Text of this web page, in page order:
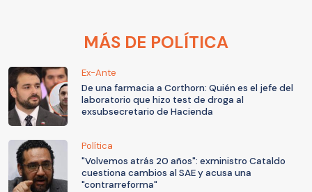
MÁS DE POLÍTICA
Ex-Ante
De una farmacia a Corthorn: Quién es el jefe del
laboratorio que hizo test de droga al
exsubsecretario de Hacienda
Política
"Volvemos atrás 20 años": exministro Cataldo
cuestiona cambios al SAE y acusa una
"contrarreforma"